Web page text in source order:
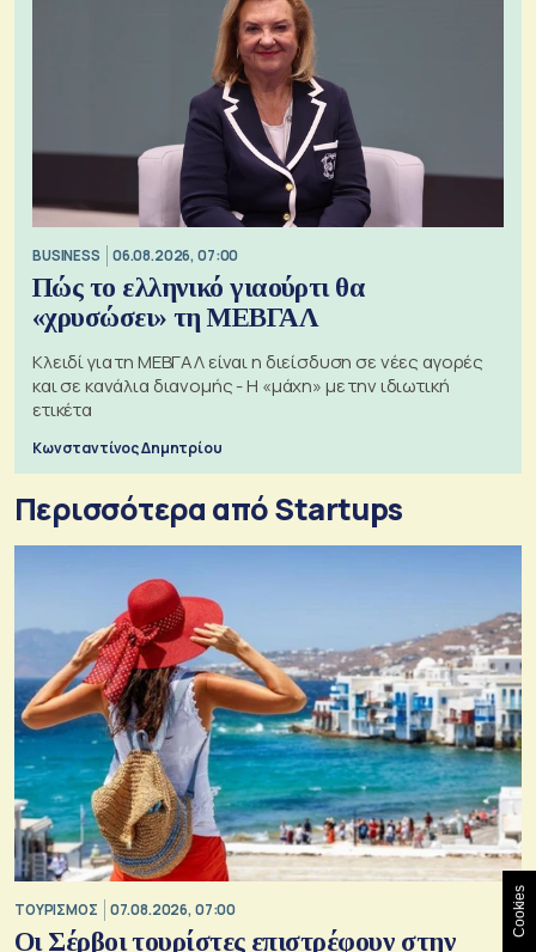
BUSINESS 06.08.2026, 07:00
Πώς το ελληνικό γιαούρτι θα
«χρυσώσει» τη ΜΕΒΓΑΛ
Κλειδί για τη ΜΕΒΓΑΛ είναι η διείσδυση σε νέες αγορές
και σε κανάλια διανομής - Η «μάχη» με την ιδιωτική
ετικέτα
Κωνσταντίνος Δημητρίου
Περισσότερα από Startups
ΤΟΥΡΙΣΜΟΣ 07.08.2026, 07:00
Οι Σέρβοι τουρίστες επιστρέφουν στην
Cookies